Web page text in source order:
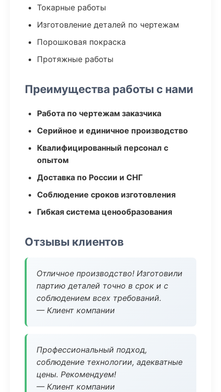
Токарные работы
Изготовление деталей по чертежам
Порошковая покраска
Протяжные работы
Преимущества работы с нами
Работа по чертежам заказчика
Серийное и единичное производство
Квалифицированный персонал с
опытом
Доставка по России и СНГ
Соблюдение сроков изготовления
Гибкая система ценообразования
Отзывы клиентов
Отличное производство! Изготовили
партию деталей точно в срок и с
соблюдением всех требований.
— Клиент компании
Профессиональный подход,
соблюдение технологии, адекватные
цены. Рекомендуем!
— Клиент компании